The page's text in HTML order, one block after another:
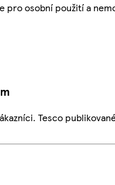
pro osobní použití a
Tesco